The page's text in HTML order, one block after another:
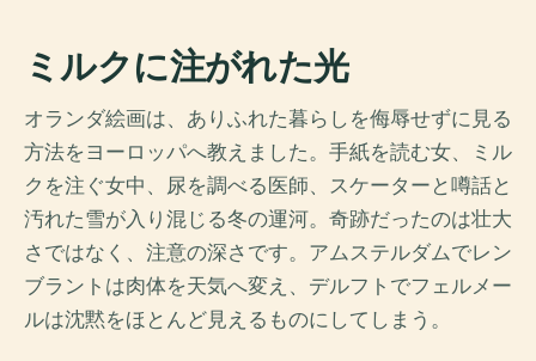
ミルクに注がれた光
オランダ絵画は、ありふれた暮らしを侮辱せずに見る
方法をヨーロッパへ教えました。手紙を読む女、ミル
クを注ぐ女中、尿を調べる医師、スケーターと噂話と
汚れた雪が入り混じる冬の運河。奇跡だったのは壮大
さではなく、注意の深さです。アムステルダムでレン
ブラントは肉体を天気へ変え、デルフトでフェルメー
ルは沈黙をほとんど見えるものにしてしまう。